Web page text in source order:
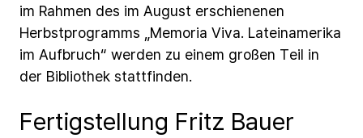
im Rahmen des im August erschienenen
Herbstprogramms „Memoria Viva. Lateinamerika
im Aufbruch“ werden zu einem großen Teil in
der Bibliothek stattfinden.
Fertigstellung Fritz Bauer